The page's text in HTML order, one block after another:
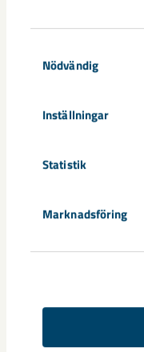
Nödvändig
Inställningar
Statistik
Marknadsföring
Kirunaborna fick under
när ungdomslandslag
Spanien möttes i